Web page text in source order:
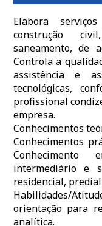
Elabora
construção
saneamento, de
Controla a
assistência e
tecnológicas,
profissional
empresa.
Conhecimentos
Conhecimentos
Conhecimento
intermediário e
residencial,
Habilidades/
orientação para
analítica.